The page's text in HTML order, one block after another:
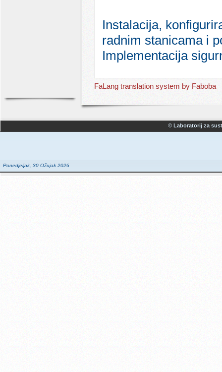
Instalacija,
radnim stanicama i
Implementacija
FaLang translation system by Faboba
© Laboratorij za
Ponedjeljak, 30 Ožujak 2026